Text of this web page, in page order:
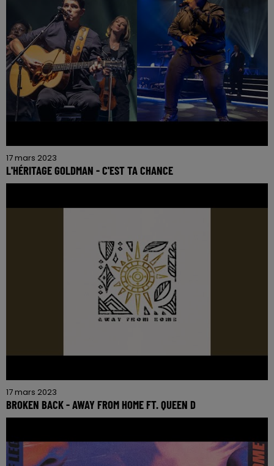
17 mars 2023
L'HÉRITAGE GOLDMAN - C'EST TA CHANCE
17 mars 2023
BROKEN BACK - AWAY FROM HOME FT. QUEEN D